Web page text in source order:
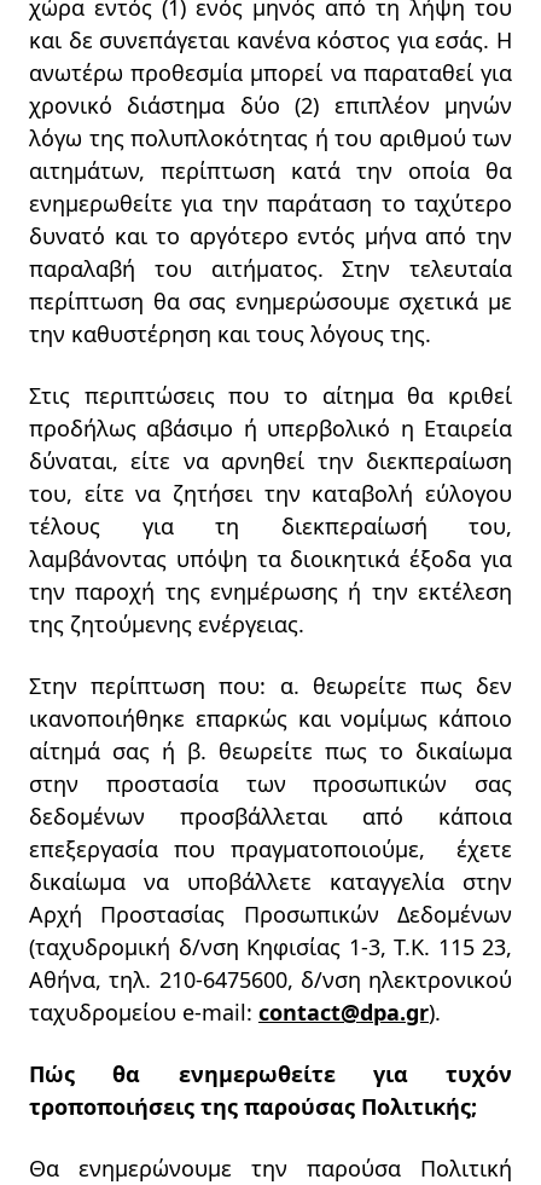
χώρα εντός (1) ενός μηνός από τη λήψη του
και δε συνεπάγεται κανένα κόστος για εσάς. Η
ανωτέρω προθεσμία μπορεί να παραταθεί για
χρονικό διάστημα δύο (2) επιπλέον μηνών
λόγω της πολυπλοκότητας ή του αριθμού των
αιτημάτων, περίπτωση κατά την οποία θα
ενημερωθείτε για την παράταση το ταχύτερο
δυνατό και το αργότερο εντός μήνα από την
παραλαβή του αιτήματος. Στην τελευταία
περίπτωση θα σας ενημερώσουμε σχετικά με
την καθυστέρηση και τους λόγους της.
Στις περιπτώσεις που το αίτημα θα κριθεί
προδήλως αβάσιμο ή υπερβολικό η Εταιρεία
δύναται, είτε να αρνηθεί την διεκπεραίωση
του, είτε να ζητήσει την καταβολή εύλογου
τέλους για τη διεκπεραίωσή του,
λαμβάνοντας υπόψη τα διοικητικά έξοδα για
την παροχή της ενημέρωσης ή την εκτέλεση
της ζητούμενης ενέργειας.
Στην περίπτωση που: α. θεωρείτε πως δεν
ικανοποιήθηκε επαρκώς και νομίμως κάποιο
αίτημά σας ή β. θεωρείτε πως το δικαίωμα
στην προστασία των προσωπικών σας
δεδομένων προσβάλλεται από κάποια
επεξεργασία που πραγματοποιούμε, έχετε
δικαίωμα να υποβάλλετε καταγγελία στην
Αρχή Προστασίας Προσωπικών Δεδομένων
(ταχυδρομική δ/νση Κηφισίας 1-3, Τ.Κ. 115 23,
Αθήνα, τηλ. 210-6475600, δ/νση ηλεκτρονικού
ταχυδρομείου e-mail: contact@dpa.gr).
Πώς θα ενημερωθείτε για τυχόν
τροποποιήσεις της παρούσας Πολιτικής;
Θα ενημερώνουμε την παρούσα Πολιτική